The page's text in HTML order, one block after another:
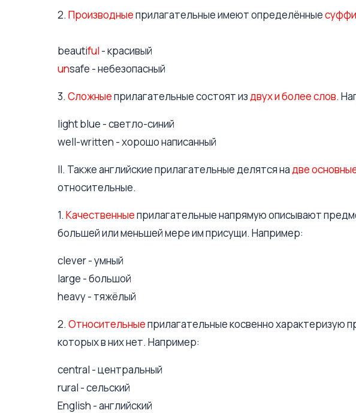
2. Производныеприлагательные имеют определённые
beautiful - красивый
unsafe - небезопасный
3. Сложныеприлагательные состоят издвух и более слов.
light blue - светло-синий
well-written - хорошо написанный
II. Также английские прилагательные делятся надве
относительные.
1. Качественныеприлагательные напрямую описывают
большей или меньшей мере им присущи. Например:
clever - умный
large - большой
heavy - тяжёлый
2. Относительныеприлагательные косвенно характеризую
которых в них нет. Например:
central - центральный
rural - сельский
English - английский